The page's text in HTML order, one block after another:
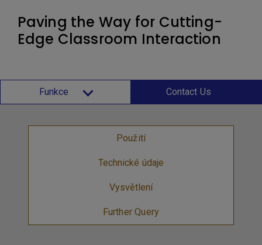
Paving the Way for Cutting-
Edge Classroom Interaction
Funkce Contact Us
Použití
Technické údaje
Vysvětlení
Further Query